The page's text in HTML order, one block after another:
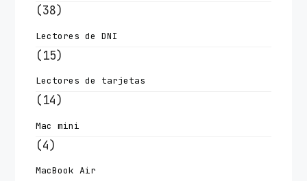
(38)
Lectores de DNI
(15)
Lectores de tarjetas
(14)
Mac mini
(4)
MacBook Air